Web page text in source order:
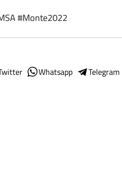
#Monte2022
Whatsapp Telegram